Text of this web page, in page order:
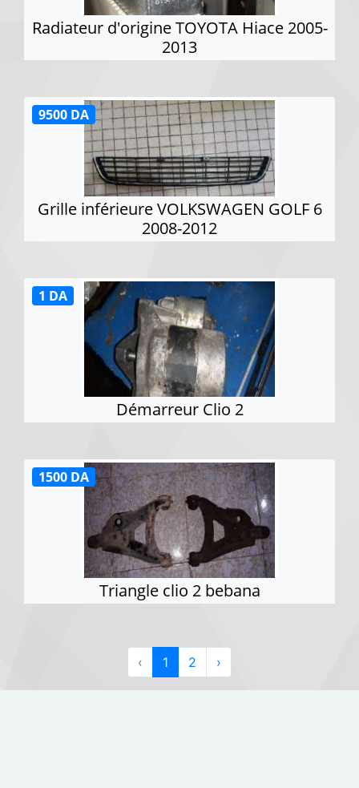
Radiateur d'origine TOYOTA Hiace 2005-
2013
Grille inférieure VOLKSWAGEN GOLF 6
2008-2012
9500 DA
Démarreur Clio 2
1 DA
Triangle clio 2 bebana
1500 DA
‹ 1 2 ›